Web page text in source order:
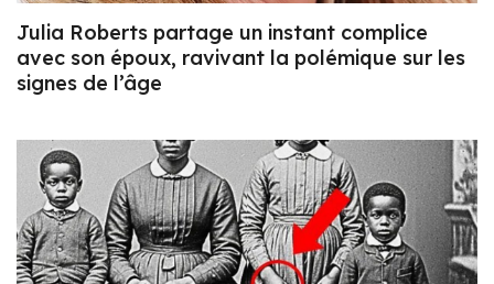
Julia Roberts partage un instant complice
avec son époux, ravivant la polémique sur les
signes de l’âge